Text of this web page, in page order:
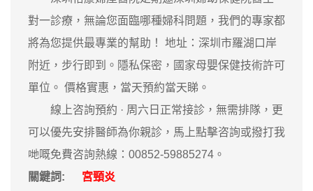
對一診療，無論您面臨哪種婦科問題，我們的專家都
將為您提供最專業的幫助！ 地址：深圳市羅湖口岸
附近，步行即到。隱私保密，國家母嬰保健技術許可
單位。 價格實惠，當天預約當天睇。
‎線上咨詢預約 · ‎周六日正常接診，無需排隊，更
可以優先安排醫師為你親診，馬上點擊咨詢或撥打我
哋嘅免費咨詢熱線：00852-59885274。
關鍵詞:
宮頸炎